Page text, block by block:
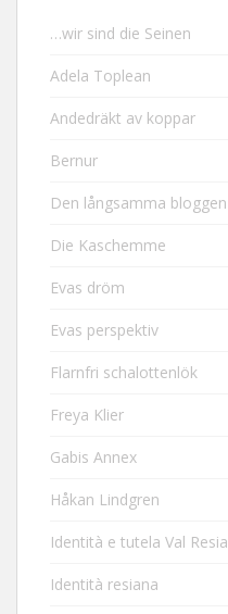
…wir sind die Seinen
Adela Toplean
Andedräkt av koppar
Bernur
Den långsamma bloggen
Die Kaschemme
Evas dröm
Evas perspektiv
Flarnfri schalottenlök
Freya Klier
Gabis Annex
Håkan Lindgren
Identità e tutela Val Resia
Identità resiana